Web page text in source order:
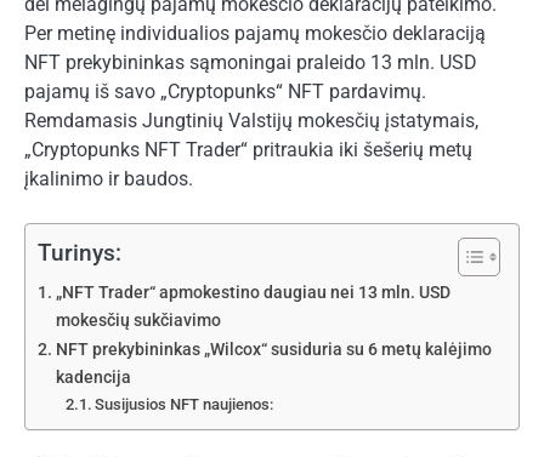
Per metinę individualios pajamų mokesčio deklaraciją
NFT prekybininkas sąmoningai praleido 13 mln. USD
pajamų iš savo „Cryptopunks“ NFT pardavimų.
Remdamasis Jungtinių Valstijų mokesčių įstatymais,
„Cryptopunks NFT Trader“ pritraukia iki šešerių metų
įkalinimo ir baudos.
Turinys:
„NFT Trader“ apmokestino daugiau nei 13 mln. USD
mokesčių sukčiavimo
NFT prekybininkas „Wilcox“ susiduria su 6 metų kalėjimo
kadencija
Susijusios NFT naujienos: